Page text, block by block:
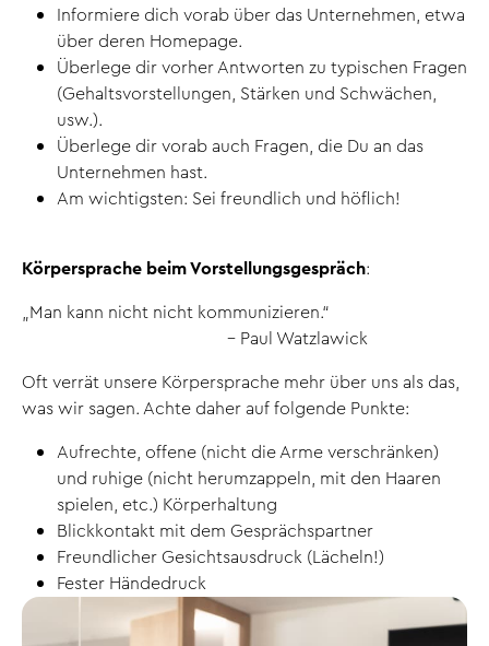
Informiere dich vorab über das Unternehmen, etwa
über deren Homepage.
Überlege dir vorher Antworten zu typischen Fragen
(Gehaltsvorstellungen, Stärken und Schwächen,
usw.).
Überlege dir vorab auch Fragen, die Du an das
Unternehmen hast.
Am wichtigsten: Sei freundlich und höflich!
Körpersprache beim Vorstellungsgespräch:
„Man kann nicht nicht kommunizieren.“
- Paul Watzlawick
Oft verrät unsere Körpersprache mehr über uns als das,
was wir sagen. Achte daher auf folgende Punkte:
Aufrechte, offene (nicht die Arme verschränken)
und ruhige (nicht herumzappeln, mit den Haaren
spielen, etc.) Körperhaltung
Blickkontakt mit dem Gesprächspartner
Freundlicher Gesichtsausdruck (Lächeln!)
Fester Händedruck